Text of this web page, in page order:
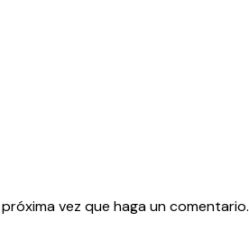
vez que haga un comentario.